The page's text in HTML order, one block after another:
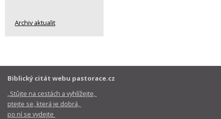
Archiv aktualit
Biblický citát webu pastorace.cz
„Stůjte na cestách a vyhlížejte,
ptejte se, která je dobrá,
po ní se vydejte